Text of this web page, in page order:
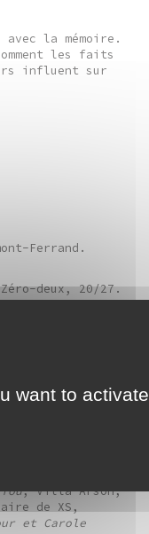
la mémoire.
les faits
influent sur
Ferrand.
deux, 20/27.
sur
Bruno
–
Mercier,
, Villa Arson,
de XS,
et Carole
want to activate